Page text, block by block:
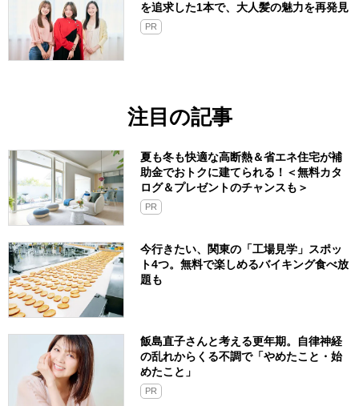
を追求した1本で、大人髪の魅力を再発見
PR
注目の記事
夏も冬も快適な高断熱＆省エネ住宅が補
助金でおトクに建てられる！＜無料カタ
ログ＆プレゼントのチャンスも＞
PR
今行きたい、関東の「工場見学」スポッ
ト4つ。無料で楽しめるバイキング食べ放
題も
飯島直子さんと考える更年期。自律神経
の乱れからくる不調で「やめたこと・始
めたこと」
PR